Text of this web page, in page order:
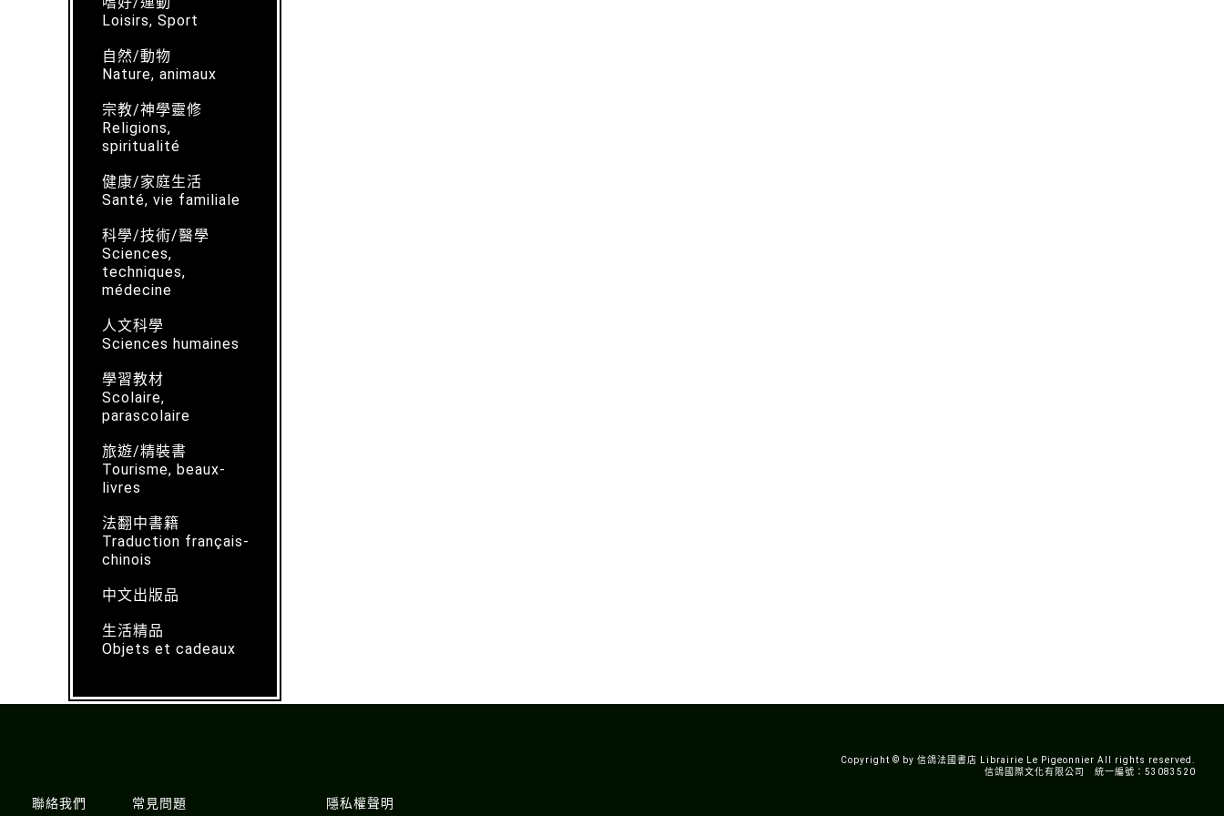
Loisirs, Sport
自然/動物
Nature, animaux
宗教/神學靈修
Religions,
spiritualité
健康/家庭生活
Santé, vie familiale
科學/技術/醫學
Sciences,
techniques,
médecine
人文科學
Sciences humaines
學習教材
Scolaire,
parascolaire
旅遊/精裝書
Tourisme, beaux-
livres
法翻中書籍
Traduction français-
chinois
中文出版品
生活精品
Objets et cadeaux
Copyright © by 信鴿法國書店 Librairie Le Pigeonnier All rights reserved.
信鴿國際文化有限公司 統一編號：53083520
聯絡我們
常見問題
隱私權聲明